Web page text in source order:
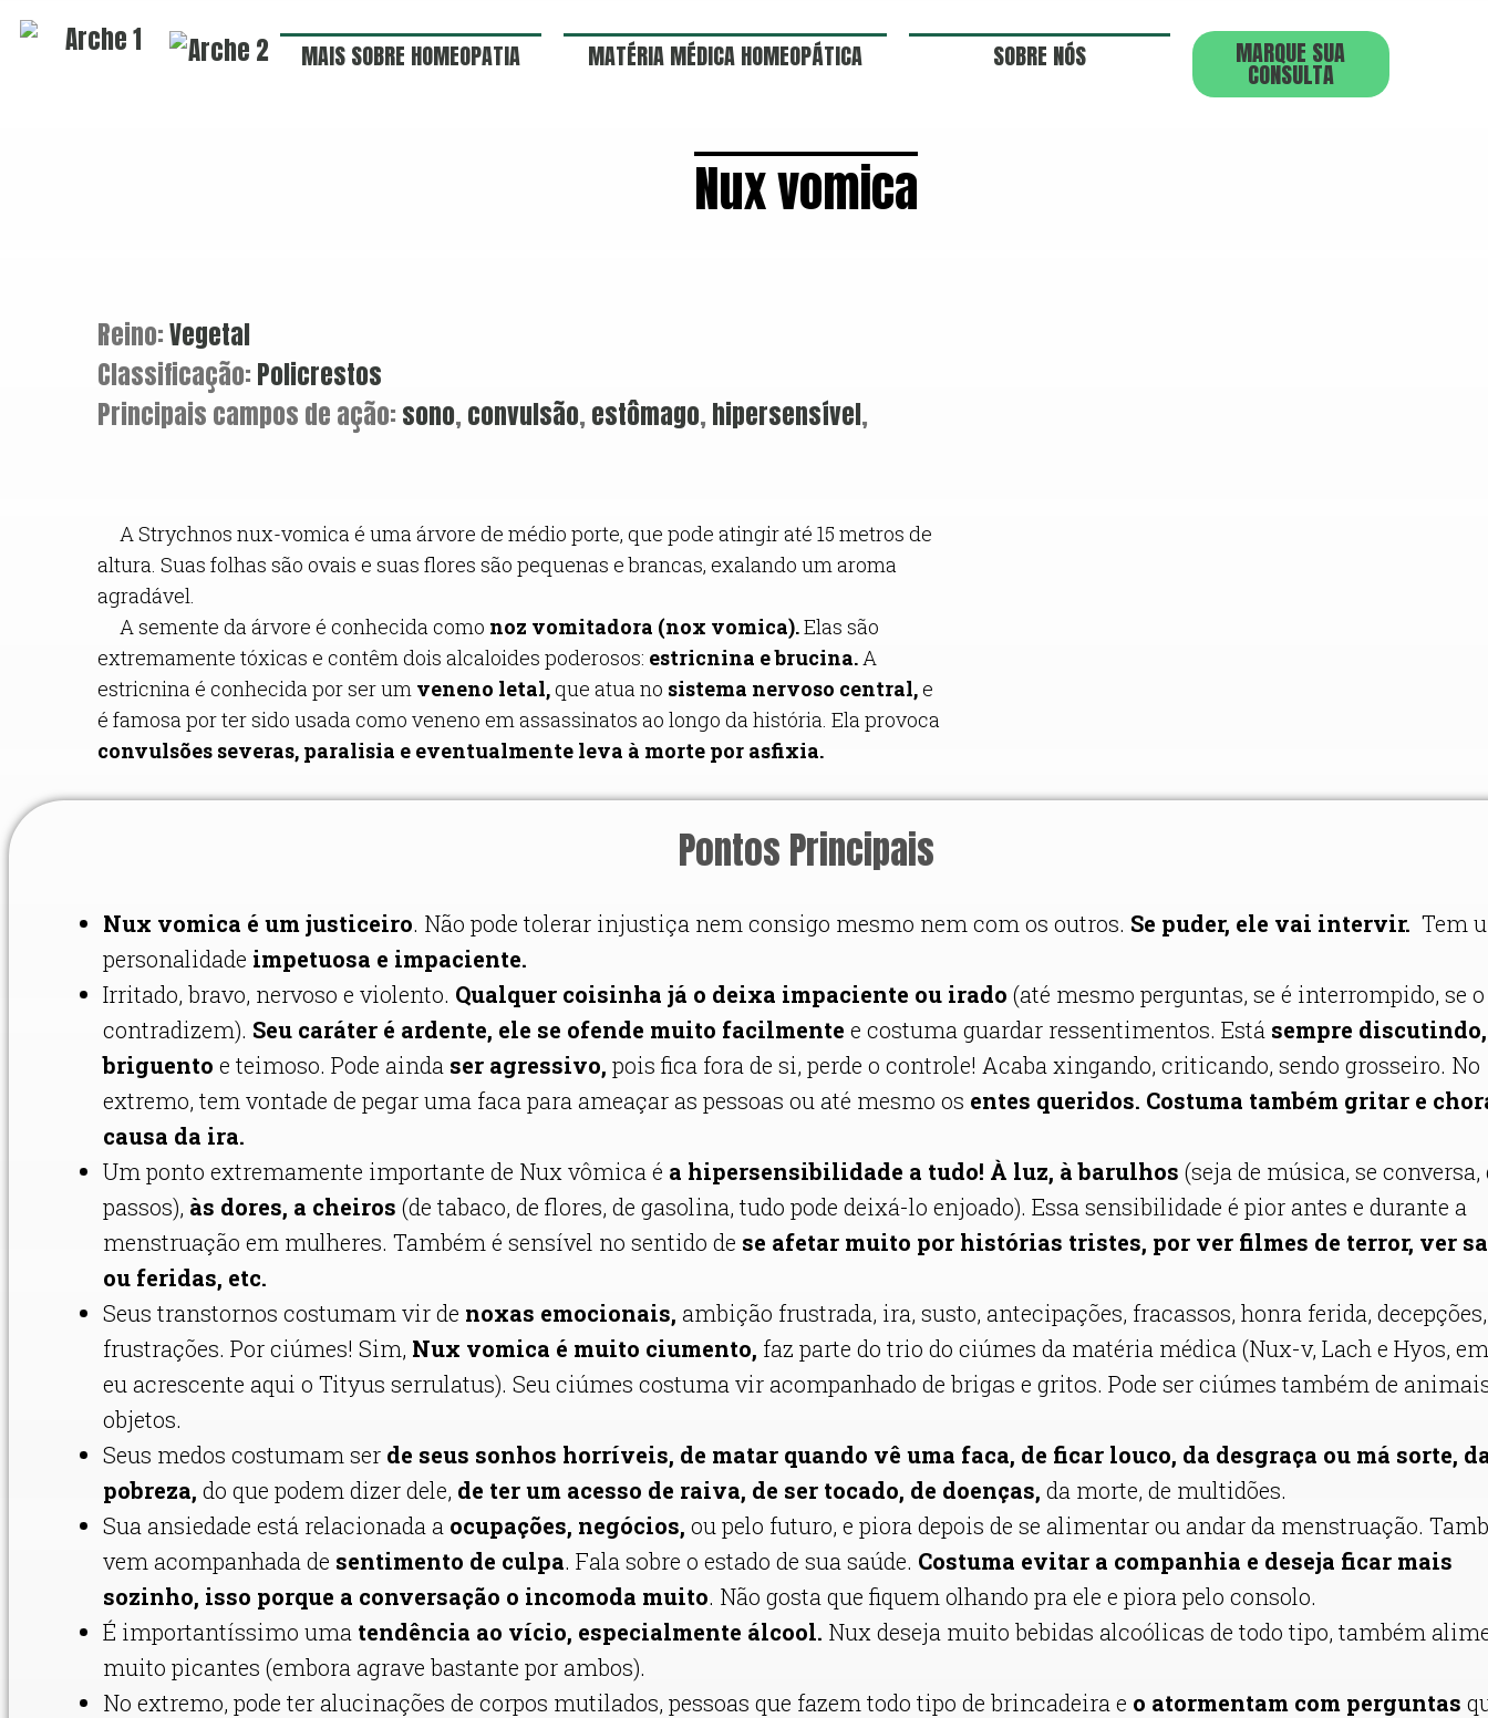
MAIS SOBRE HOMEOPATIA MATÉRIA MÉDICA HOMEOPÁTICA SOBRE NÓS MARQUE SUA
CONSULTA
Nux vomica
Reino:Vegetal
Classificação: Policrestos
Principais campos de ação: sono, convulsão, estômago, hipersensível,
A Strychnos nux-vomica é uma árvore de médio porte, que pode atingir até 15 metros de
altura. Suas folhas são ovais e suas flores são pequenas e brancas, exalando um aroma
agradável.
A semente da árvore é conhecida como noz vomitadora (nox vomica).Elas são
extremamente tóxicas e contêm dois alcaloides poderosos: estricnina e brucina.A
estricnina é conhecida por ser um veneno letal,que atua no sistema nervoso central,e
é famosa por ter sido usada como veneno em assassinatos ao longo da história. Ela provoca
convulsões severas, paralisia e eventualmente leva à morte por asfixia.
Pontos Principais
Nux vomica é um justiceiro. Não pode tolerar injustiça nem consigo mesmo nem com os outros. Se puder, ele vai intervir. Tem
personalidade impetuosa e impaciente.
Irritado, bravo, nervoso e violento. Qualquer coisinha já o deixa impaciente ou irado (até mesmo perguntas, se é interrompido, se o
contradizem). Seu caráter é ardente, ele se ofende muito facilmente e costuma guardar ressentimentos. Está sempre
briguento e teimoso. Pode ainda ser agressivo, pois fica fora de si, perde o controle! Acaba xingando, criticando, sendo grosseiro. No
extremo, tem vontade de pegar uma faca para ameaçar as pessoas ou até mesmo os entes queridos. Costuma também gritar e
causa da ira.
Um ponto extremamente importante de Nux vômica é a hipersensibilidade a tudo! À luz, à barulhos (seja de música, se conversa,
passos), às dores, a cheiros (de tabaco, de flores, de gasolina, tudo pode deixá-lo enjoado). Essa sensibilidade é pior antes e durante a
menstruação em mulheres. Também é sensível no sentido de se afetar muito por histórias tristes, por ver filmes de terror, ver
ou feridas, etc.
Seus transtornos costumam vir de noxas emocionais, ambição frustrada, ira, susto, antecipações, fracassos, honra ferida, decepções,
frustrações. Por ciúmes! Sim, Nux vomica é muito ciumento, faz parte do trio do ciúmes da matéria médica (Nux-v, Lach e Hyos,
eu acrescente aqui o Tityus serrulatus). Seu ciúmes costuma vir acompanhado de brigas e gritos. Pode ser ciúmes também de
objetos.
Seus medos costumam ser de seus sonhos horríveis, de matar quando vê uma faca, de ficar louco, da desgraça ou má sorte,
pobreza, do que podem dizer dele, de ter um acesso de raiva, de ser tocado, de doenças, da morte, de multidões.
Sua ansiedade está relacionada a ocupações, negócios, ou pelo futuro, e piora depois de se alimentar ou andar da menstruação.
vem acompanhada de sentimento de culpa. Fala sobre o estado de sua saúde. Costuma evitar a companhia e deseja ficar mais
sozinho, isso porque a conversação o incomoda muito. Não gosta que fiquem olhando pra ele e piora pelo consolo.
É importantíssimo uma tendência ao vício, especialmente álcool. Nux deseja muito bebidas alcoólicas de todo tipo, também
muito picantes (embora agrave bastante por ambos).
No extremo, pode ter alucinações de corpos mutilados, pessoas que fazem todo tipo de brincadeira e o atormentam com perguntas